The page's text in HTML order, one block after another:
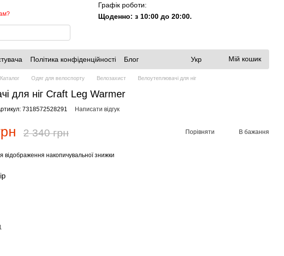
Графік роботи:
Щоденно: з 10:00 до 20:00.
Політика конфіденційності Блог Укр Мій кошик
Каталог Одяг для велоспорту Велозахист Велоутеплювачі для ніг
для ніг Craft Leg Warmer
7318572528291 Написати відгук
2 340 грн Порівняти В бажання
відображення накопичувальної знижки